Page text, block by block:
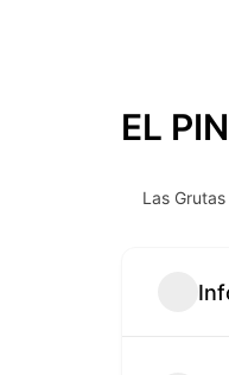
EL
Las Grutas